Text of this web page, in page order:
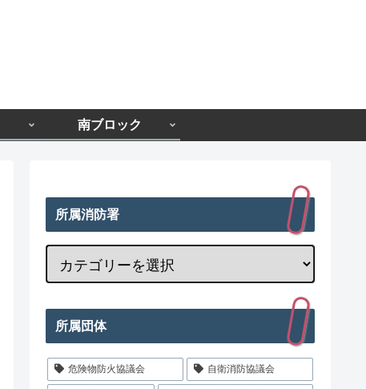
南ブロック
所属消防署
所属団体
危険物防火協議会 自衛消防協議会